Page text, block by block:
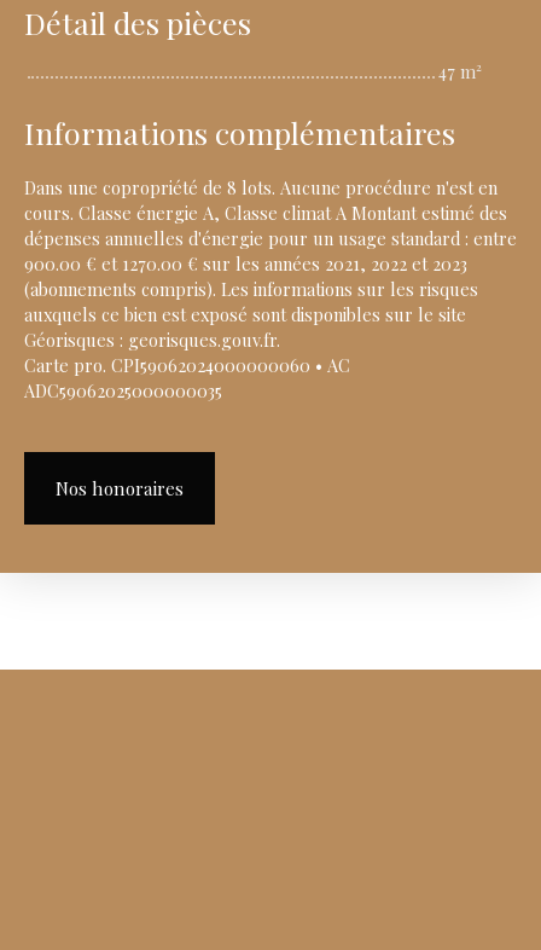
Détail des pièces
47 m²
Informations complémentaires
Dans une copropriété de 8 lots. Aucune procédure n'est en
cours. Classe énergie A, Classe climat A Montant estimé des
dépenses annuelles d'énergie pour un usage standard : entre
900.00 € et 1270.00 € sur les années 2021, 2022 et 2023
(abonnements compris). Les informations sur les risques
auxquels ce bien est exposé sont disponibles sur le site
Géorisques : georisques.gouv.fr.
Carte pro. CPI59062024000000060 • AC
ADC59062025000000035
Nos honoraires